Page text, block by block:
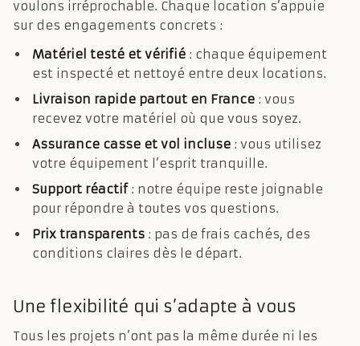
voulons irréprochable. Chaque location s’appuie
sur des engagements concrets :
Matériel testé et vérifié : chaque équipement
est inspecté et nettoyé entre deux locations.
Livraison rapide partout en France : vous
recevez votre matériel où que vous soyez.
Assurance casse et vol incluse : vous utilisez
votre équipement l’esprit tranquille.
Support réactif: notre équipe reste joignable
pour répondre à toutes vos questions.
Prix transparents : pas de frais cachés, des
conditions claires dès le départ.
Une flexibilité qui s’adapte à vous
Tous les projets n’ont pas la même durée ni les